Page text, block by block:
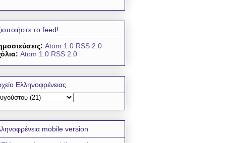
το feed!
Atom 1.0 RSS 2.0
Atom 1.0 RSS 2.0
Ελληνοφρένειας
mobile version